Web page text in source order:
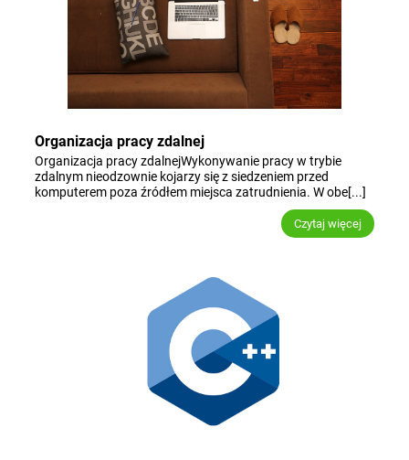
Organizacja pracy zdalnej
Organizacja pracy zdalnejWykonywanie pracy w trybie
zdalnym nieodzownie kojarzy się z siedzeniem przed
komputerem poza źródłem miejsca zatrudnienia. W obe[...]
Czytaj więcej